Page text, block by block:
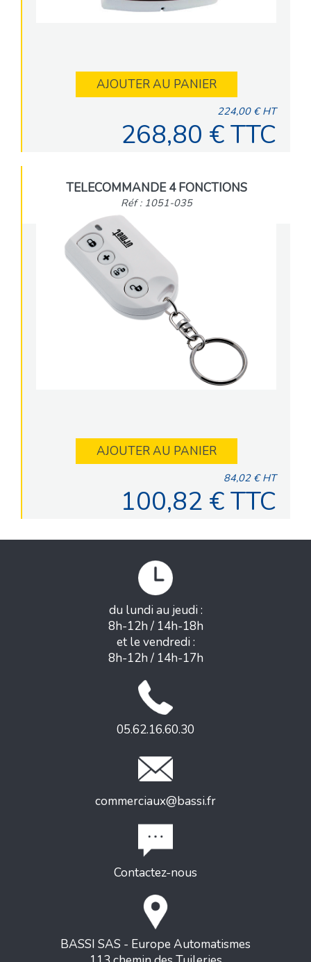
AJOUTER AU PANIER
224,00 € HT
268,80 € TTC
TELECOMMANDE 4 FONCTIONS
Réf : 1051-035
AJOUTER AU PANIER
84,02 € HT
100,82 € TTC
du lundi au jeudi :
8h-12h / 14h-18h
et le vendredi :
8h-12h / 14h-17h
05.62.16.60.30
commerciaux@bassi.fr
Contactez-nous
BASSI SAS - Europe Automatismes